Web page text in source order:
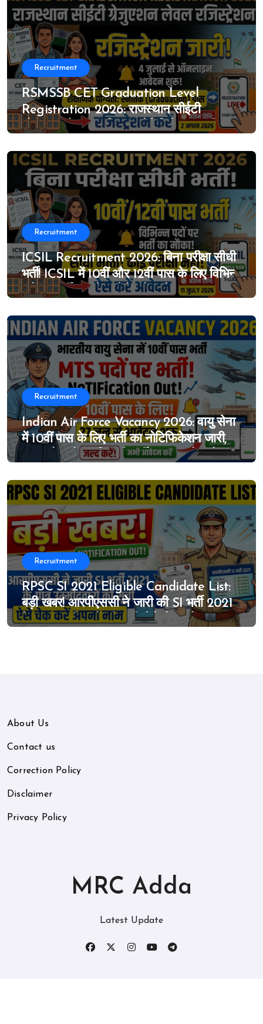
Recruitment
RSMSSB CET Graduation Level
Registration 2026: राजस्थान सीईटी
ग्रेजुएशन लेवल का विस्तृत नोटिफिकेशन जारी, 4
Recruitment
ICSIL Recruitment 2026: बिना परीक्षा सीधी
भर्ती! ICSIL में 10वीं और 12वीं पास के लिए विभिन्न
पदों पर भर्ती का मौका, ऐसे करे आवेदन
Recruitment
Indian Air Force Vacancy 2026: वायु सेना
में 10वीं पास के लिए भर्ती का नोटिफिकेशन जारी,
MTS के पदों पर निकली भर्ती, 27 जून से आवेदन
Recruitment
RPSC SI 2021 Eligible Candidate List:
बड़ी खबर! आरपीएससी ने जारी की SI भर्ती 2021
के पात्र उम्मीदवारों की सूची, ऐसे चेक करें अपना
About Us
Contact us
Correction Policy
Disclaimer
Privacy Policy
MRC Adda
Latest Update